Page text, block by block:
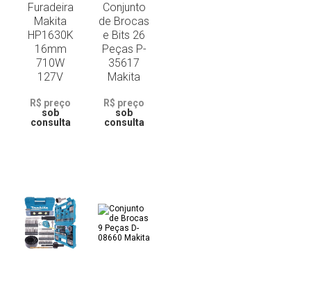
Furadeira
Makita
HP1630K
16mm
710W
127V
R$ preço
sob
consulta
Conjunto
de Brocas
e Bits 26
Peças P-
35617
Makita
R$ preço
sob
consulta